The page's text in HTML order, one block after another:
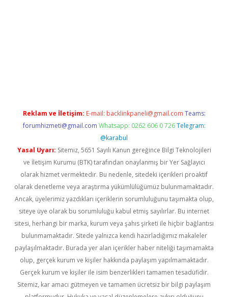
Reklam ve İletişim: E-mail: backlinkpaneli@gmail.com Teams:
forumhizmeti@gmail.com Whatsapp: 0262 606 0 726 Telegram:
@karabul
Yasal Uyarı: Sitemiz, 5651 Sayılı Kanun gereğince Bilgi Teknolojileri
ve İletişim Kurumu (BTK) tarafından onaylanmış bir Yer Sağlayıcı
olarak hizmet vermektedir. Bu nedenle, sitedeki içerikleri proaktif
olarak denetleme veya araştırma yükümlülüğümüz bulunmamaktadır.
Ancak, üyelerimiz yazdıkları içeriklerin sorumluluğunu taşımakta olup,
siteye üye olarak bu sorumluluğu kabul etmiş sayılırlar. Bu internet
sitesi, herhangi bir marka, kurum veya şahıs şirketi ile hiçbir bağlantısı
bulunmamaktadır. Sitede yalnızca kendi hazırladığımız makaleler
paylaşılmaktadır. Burada yer alan içerikler haber niteliği taşımamakta
olup, gerçek kurum ve kişiler hakkında paylaşım yapılmamaktadır.
Gerçek kurum ve kişiler ile isim benzerlikleri tamamen tesadüfidir.
Sitemiz, kar amacı gütmeyen ve tamamen ücretsiz bir bilgi paylaşım